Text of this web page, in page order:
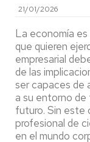
21/01/2026
La economía es
que quieren
empresarial
de las
ser capaces de
a su entorno
futuro. Sin este
profesional de
en el mundo